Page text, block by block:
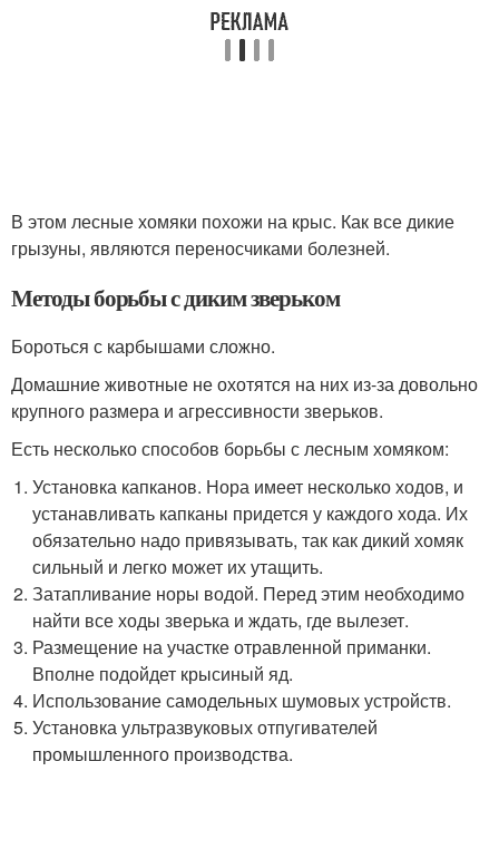
В этом лесные хомяки похожи на крыс. Как все дикие
грызуны, являются переносчиками болезней.
Методы борьбы с диким зверьком
Бороться с карбышами сложно.
Домашние животные не охотятся на них из-за довольно
крупного размера и агрессивности зверьков.
Есть несколько способов борьбы с лесным хомяком:
Установка капканов. Нора имеет несколько ходов, и
устанавливать капканы придется у каждого хода. Их
обязательно надо привязывать, так как дикий хомяк
сильный и легко может их утащить.
Затапливание норы водой. Перед этим необходимо
найти все ходы зверька и ждать, где вылезет.
Размещение на участке отравленной приманки.
Вполне подойдет крысиный яд.
Использование самодельных шумовых устройств.
Установка ультразвуковых отпугивателей
промышленного производства.